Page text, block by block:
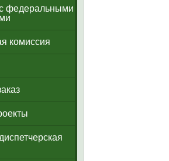
федеральными
комиссия